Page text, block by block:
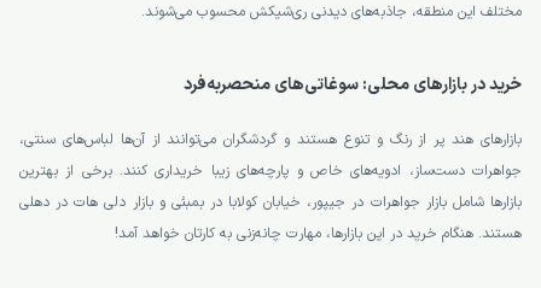
مختلف این منطقه، جاذبه‌های دیدنی ری‌شیکش محسوب می‌شوند.
خرید در بازارهای محلی: سوغاتی‌های منحصربه‌فرد
بازارهای هند پر از رنگ و تنوع هستند و گردشگران می‌توانند از آن‌ها لباس‌های سنتی،
جواهرات دست‌ساز، ادویه‌های خاص و پارچه‌های زیبا خریداری کنند. برخی از بهترین
بازارها شامل بازار جواهرات در جیپور، خیابان کولابا در بمبئی و بازار دلی هات در دهلی
هستند. هنگام خرید در این بازارها، مهارت چانه‌زنی به کارتان خواهد آمد!